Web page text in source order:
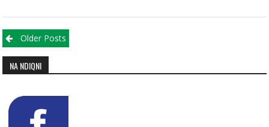
Posts navigation
Older Posts
NA NDIQNI